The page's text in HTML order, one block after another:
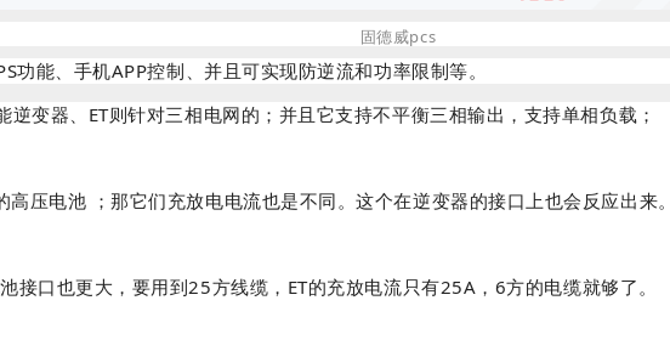
固德威pcs
功能、手机APP控制、并且可实现防逆流和功率限制等。
逆变器、ET则针对三相电网的；并且它支持不平衡三相输出，支持单相负载；
高压电池 ；那它们充放电电流也是不同。这个在逆变器的接口上也会反应出来
接口也更大，要用到25方线缆，ET的充放电流只有25A，6方的电缆就够了。